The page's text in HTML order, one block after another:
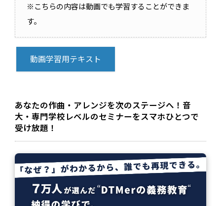
※こちらの内容は動画でも学習することができま
す。
動画学習用テキスト
あなたの作曲・アレンジを次のステージへ！音
大・専門学校レベルのセミナーをスマホひとつで
受け放題！